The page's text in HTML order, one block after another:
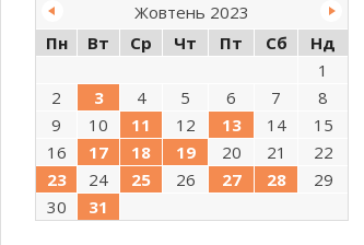
Жовтень 2023
Пн
Вт Ср Чт Пт Сб
Нд
1
2
3 4 5 6 7
8
9
10 11 12 13 14
15
16
17 18 19 20 21
22
23
24 25 26 27 28
29
30
31